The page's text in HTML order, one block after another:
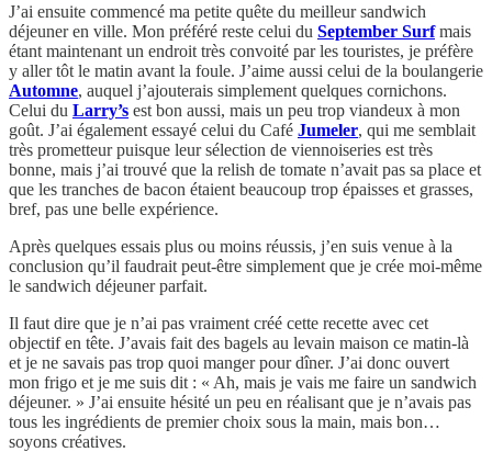
J’ai ensuite commencé ma petite quête du meilleur sandwich
déjeuner en ville. Mon préféré reste celui du September Surfmais
étant maintenant un endroit très convoité par les touristes, je préfère
y aller tôt le matin avant la foule. J’aime aussi celui de la boulangerie
Automne, auquel j’ajouterais simplement quelques cornichons.
Celui du Larry’s est bon aussi, mais un peu trop viandeux à mon
goût. J’ai également essayé celui du Café Jumeler, qui me semblait
très prometteur puisque leur sélection de viennoiseries est très
bonne, mais j’ai trouvé que la relish de tomate n’avait pas sa place et
que les tranches de bacon étaient beaucoup trop épaisses et grasses,
bref, pas une belle expérience.
Après quelques essais plus ou moins réussis, j’en suis venue à la
conclusion qu’il faudrait peut-être simplement que je crée moi-même
le sandwich déjeuner parfait.
Il faut dire que je n’ai pas vraiment créé cette recette avec cet
objectif en tête. J’avais fait des bagels au levain maison ce matin-là
et je ne savais pas trop quoi manger pour dîner. J’ai donc ouvert
mon frigo et je me suis dit : « Ah, mais je vais me faire un sandwich
déjeuner. » J’ai ensuite hésité un peu en réalisant que je n’avais pas
tous les ingrédients de premier choix sous la main, mais bon…
soyons créatives.